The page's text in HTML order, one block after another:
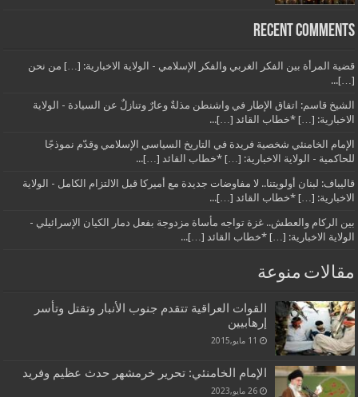
Recent Comments
قضية المرأة بين الفكر الغربي والفكر الإسلامي - الولاية الاخبارية: […] من نحن
[…]...
الشيخ قاسم: اتفاق الإطار في واشنطن مذلةٌ وعارٌ وتنازلٌ عن السيادة - الولاية
الاخبارية: […] *خطاب القائد […]...
الإمام الخامنئي شخصية فريدة في التاريخ السياسي الإسلامي وقدّم نموذجًا
للحاكمية - الولاية الاخبارية: […] *خطاب القائد […]...
قاليباف: لبنان أولويتنا.. لا مفاوضات جديدة مع أميركا قبل الالتزام الكامل - الولاية
الاخبارية: […] *خطاب القائد […]...
بين الركام والعطش.. غزة تواجه مأساة مزدوجة بفعل دمار الكيان الإسرائيلي -
الولاية الاخبارية: […] *خطاب القائد […]...
مقالات منوعة
القوات العراقية تتقدم جنوب الأنبار وتقتل وتأسر
إرهابيين
11 مايو,2015
الإمام الخامنئي: تحرير خرمشهر حدث عظيم وفريد
26 مايو,2023